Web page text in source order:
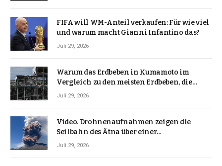
FIFA will WM-Anteil verkaufen: Für wie viel
und warum macht Gianni Infantino das?
Juli 29, 2026
Warum das Erdbeben in Kumamoto im
Vergleich zu den meisten Erdbeben, die
Japan erschütterten, ungewöhnlich ist
Juli 29, 2026
Video. Drohnenaufnahmen zeigen die
Seilbahn des Ätna über einer
Vulkanlandschaft
Juli 29, 2026